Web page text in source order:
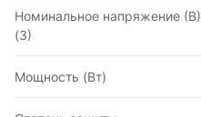
Номинальное напряжение (В)
(3)
Мощность (Вт)